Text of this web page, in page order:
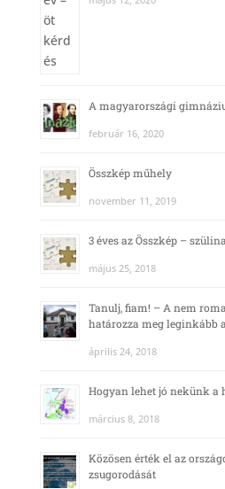
A magyarországi
február 16, 2020
Összkép műhely
november 11, 2019
3 éves az Összkép –
május 25, 2018
Tanulj, fiam! – A nem
határozza meg leginkább
április 24, 2018
Hogyan lehet jó nekünk a
március 8, 2018
Közösen érték el az
zsugorodását